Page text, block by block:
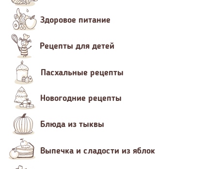
Здоровое питание
Рецепты для детей
Пасхальные рецепты
Новогодние рецепты
Блюда из тыквы
Выпечка и сладости из яблок